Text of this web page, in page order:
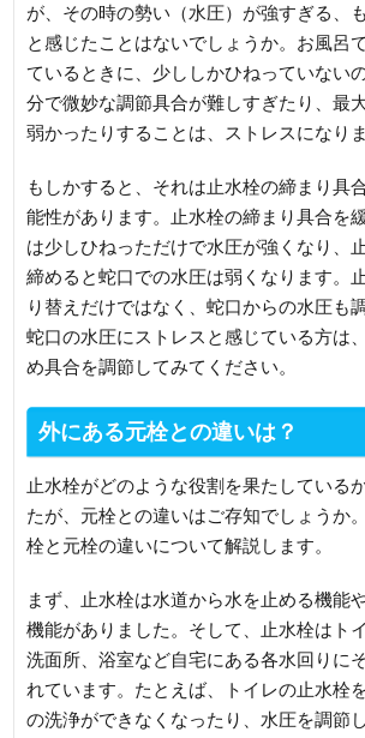
が、その時の勢い（水圧）が強すぎる、
と感じたことはないでしょうか。お風呂
ているときに、少ししかひねっていない
分で微妙な調節具合が難しすぎたり、最
弱かったりすることは、ストレスになりま
もしかすると、それは止水栓の締まり具
能性があります。止水栓の締まり具合を
は少しひねっただけで水圧が強くなり、
締めると蛇口での水圧は弱くなります。
り替えだけではなく、蛇口からの水圧も
蛇口の水圧にストレスと感じている方は
め具合を調節してみてください。
外にある元栓との違いは？
止水栓がどのような役割を果たしている
たが、元栓との違いはご存知でしょうか
栓と元栓の違いについて解説します。
まず、止水栓は水道から水を止める機能
機能がありました。そして、止水栓はト
洗面所、浴室など自宅にある各水回りに
れています。たとえば、トイレの止水栓
の洗浄ができなくなったり、水圧を調節